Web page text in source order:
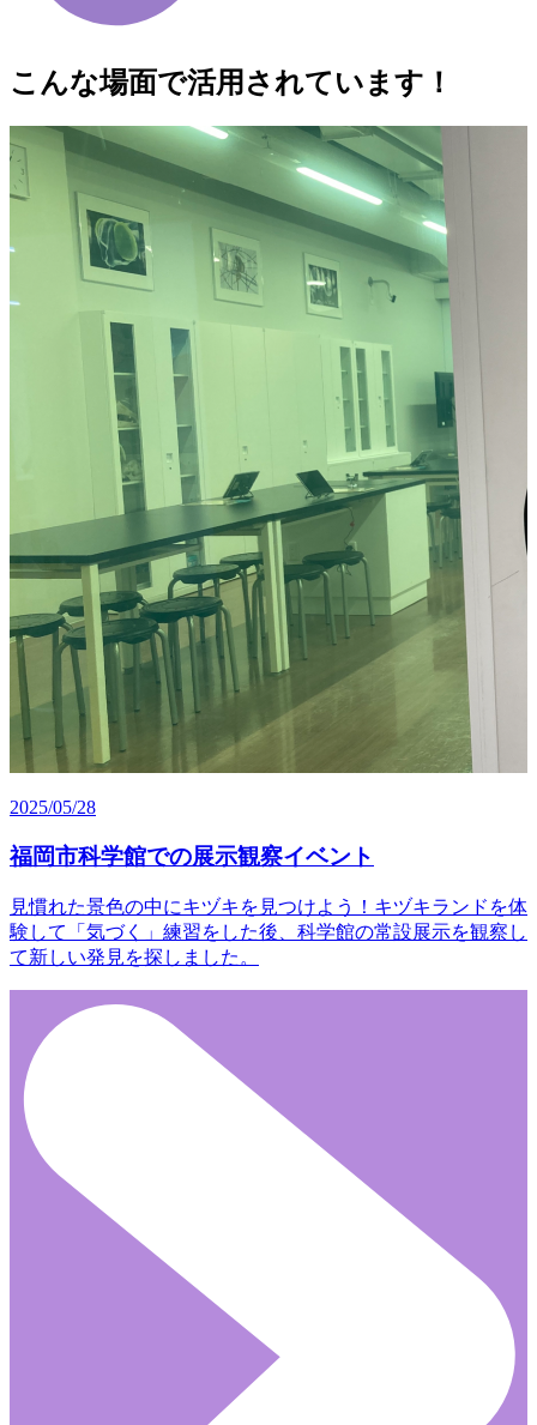
こんな場面で活用されています！
2025/05/28
福岡市科学館での展示観察イベント
見慣れた景色の中にキヅキを見つけよう！キヅキランドを体
験して「気づく」練習をした後、科学館の常設展示を観察し
て新しい発見を探しました。